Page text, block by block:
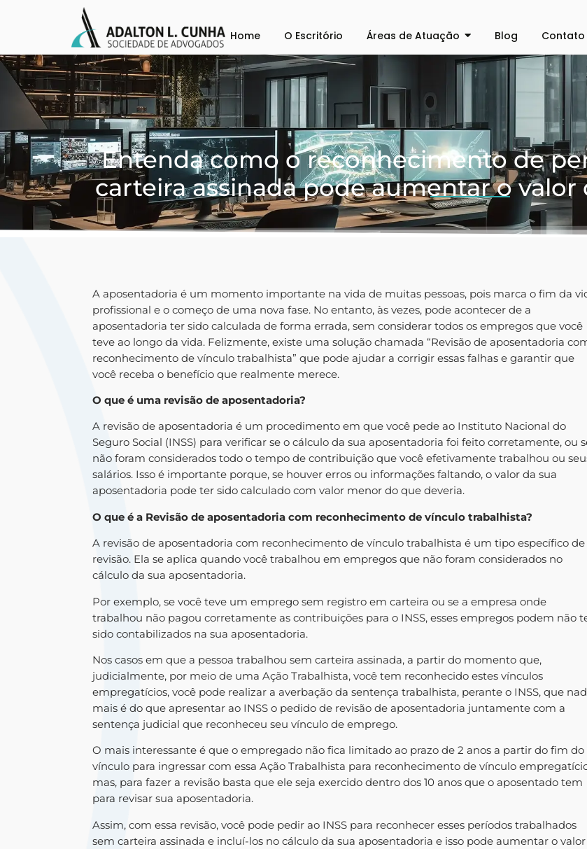
Home O Escritório Áreas de Atuação Blog Contato
Entenda como o reconhecimento de
carteira assinada pode aumentar o valor
A aposentadoria é um momento importante na vida de muitas pessoas, pois marca o fim da
profissional e o começo de uma nova fase. No entanto, às vezes, pode acontecer de a
aposentadoria ter sido calculada de forma errada, sem considerar todos os empregos que você
teve ao longo da vida. Felizmente, existe uma solução chamada “Revisão de aposentadoria
reconhecimento de vínculo trabalhista” que pode ajudar a corrigir essas falhas e garantir que
você receba o benefício que realmente merece.
O que é uma revisão de aposentadoria?
A revisão de aposentadoria é um procedimento em que você pede ao Instituto Nacional do
Seguro Social (INSS) para verificar se o cálculo da sua aposentadoria foi feito corretamente, ou
não foram considerados todo o tempo de contribuição que você efetivamente trabalhou ou
salários. Isso é importante porque, se houver erros ou informações faltando, o valor da sua
aposentadoria pode ter sido calculado com valor menor do que deveria.
O que é a Revisão de aposentadoria com reconhecimento de vínculo trabalhista?
A revisão de aposentadoria com reconhecimento de vínculo trabalhista é um tipo específico de
revisão. Ela se aplica quando você trabalhou em empregos que não foram considerados no
cálculo da sua aposentadoria.
Por exemplo, se você teve um emprego sem registro em carteira ou se a empresa onde
trabalhou não pagou corretamente as contribuições para o INSS, esses empregos podem não
sido contabilizados na sua aposentadoria.
Nos casos em que a pessoa trabalhou sem carteira assinada, a partir do momento que,
judicialmente, por meio de uma Ação Trabalhista, você tem reconhecido estes vínculos
empregatícios, você pode realizar a averbação da sentença trabalhista, perante o INSS, que
mais é do que apresentar ao INSS o pedido de revisão de aposentadoria juntamente com a
sentença judicial que reconheceu seu vínculo de emprego.
O mais interessante é que o empregado não fica limitado ao prazo de 2 anos a partir do fim do
vínculo para ingressar com essa Ação Trabalhista para reconhecimento de vínculo
mas, para fazer a revisão basta que ele seja exercido dentro dos 10 anos que o aposentado tem
para revisar sua aposentadoria.
Assim, com essa revisão, você pode pedir ao INSS para reconhecer esses períodos trabalhados
sem carteira assinada e incluí-los no cálculo da sua aposentadoria e isso pode aumentar o valor